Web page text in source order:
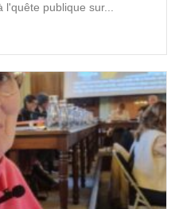
l'quête publique sur...